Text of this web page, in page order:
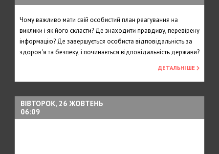
Чому важливо мати свій особистий план реагування на
виклики і як його скласти? Де знаходити правдиву, перевірену
інформацію? Де завершується особиста відповідальність за
здоров'я та безпеку, і починається відповідальність держави?
ДЕТАЛЬНІШЕ
ВІВТОРОК, 26 ЖОВТЕНЬ
06:09